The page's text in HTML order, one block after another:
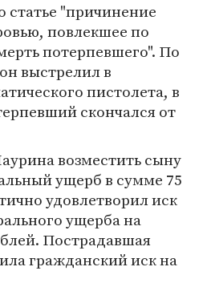
"причинение
повлекшее по
потерпевшего". По
выстрелил в
пистолета, в
скончался от
возместить сыну
ущерб в сумме 75
удовлетворил иск
ущерба на
Пострадавшая
гражданский иск на